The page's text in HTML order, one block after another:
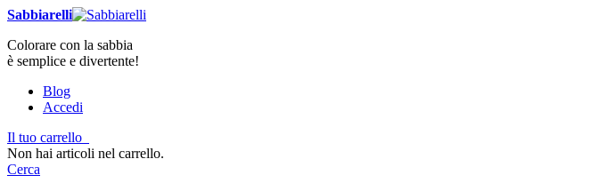
Sabbiarelli
Colorare con la sabbia
è semplice e divertente!
Blog
Accedi
Il tuo carrello
Non hai articoli nel carrello.
Cerca